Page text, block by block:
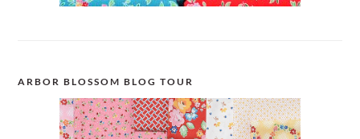
ARBOR BLOSSOM BLOG TOUR